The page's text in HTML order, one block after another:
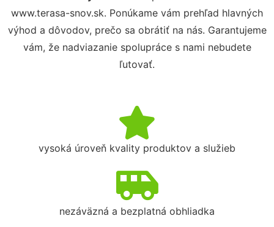
www.terasa-snov.sk. Ponúkame vám prehľad hlavných
výhod a dôvodov, prečo sa obrátiť na nás. Garantujeme
vám, že nadviazanie spolupráce s nami nebudete
ľutovať.
vysoká úroveň kvality produktov a služieb
nezáväzná a bezplatná obhliadka